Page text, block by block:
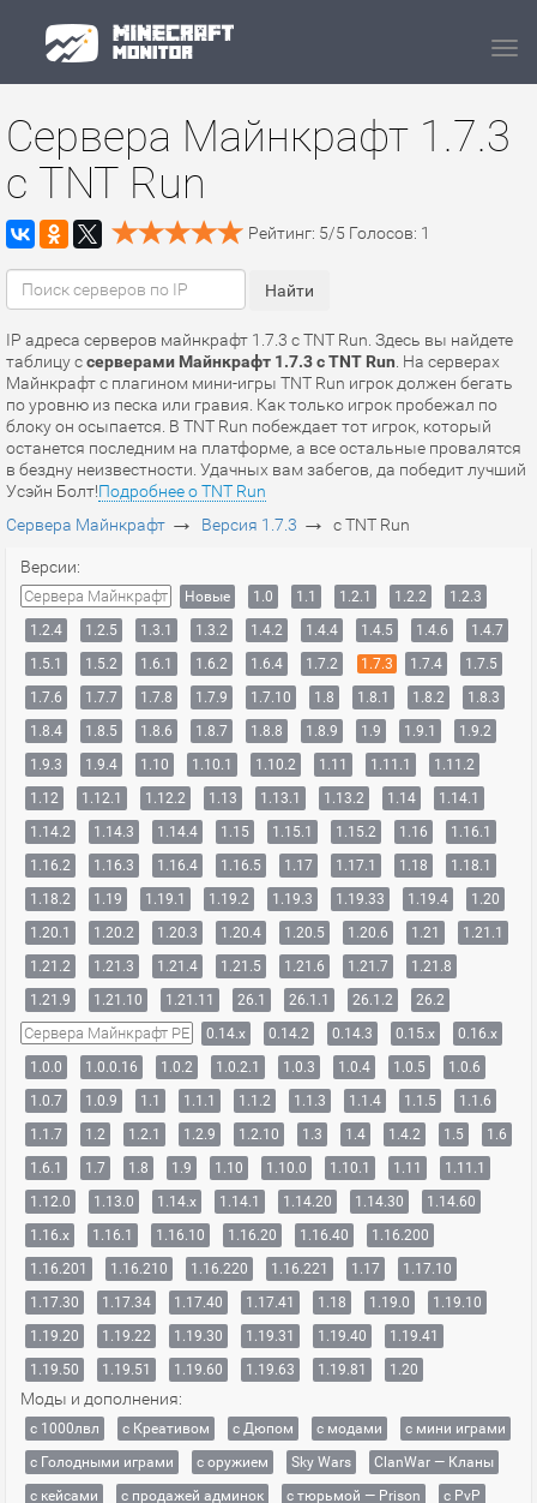
Сервера Майнкрафт 1.7.3
с TNT Run
Рейтинг: 5/5 Голосов: 1
IP адреса серверов майнкрафт 1.7.3 с TNT Run. Здесь вы найдете
таблицу ссерверами Майнкрафт 1.7.3 с TNT Run . На серверах
Майнкрафт c плагином мини-игры TNT Run игрок должен бегать
по уровню из песка или гравия. Как только игрок пробежал по
блоку он осыпается. В TNT Run побеждает тот игрок, который
останется последним на платформе, а все остальные провалятся
в бездну неизвестности. Удачных вам забегов, да победит лучший
Усэйн Болт!Подробнее о TNT Run
Сервера Майнкрафт → Версия 1.7.3 → с TNT Run
Версии:
Сервера Майнкрафт Новые 1.0 1.1 1.2.1 1.2.2
1.2.3
1.2.4
1.2.5 1.3.1 1.3.2 1.4.2 1.4.4 1.4.5 1.4.6
1.4.7
1.5.1
1.5.2 1.6.1 1.6.2 1.6.4 1.7.2 1.7.3 1.7.4
1.7.5
1.7.6
1.7.7 1.7.8 1.7.9 1.7.10 1.8 1.8.1 1.8.2
1.8.3
1.8.4
1.8.5 1.8.6 1.8.7 1.8.8 1.8.9 1.9 1.9.1
1.9.2
1.9.3
1.9.4 1.10 1.10.1 1.10.2 1.11 1.11.1
1.11.2
1.12
1.12.1 1.12.2 1.13 1.13.1 1.13.2 1.14
1.14.1
1.14.2
1.14.3 1.14.4 1.15 1.15.1 1.15.2 1.16
1.16.1
1.16.2
1.16.3 1.16.4 1.16.5 1.17 1.17.1 1.18
1.18.1
1.18.2
1.19 1.19.1 1.19.2 1.19.3 1.19.33 1.19.4
1.20
1.20.1
1.20.2 1.20.3 1.20.4 1.20.5 1.20.6 1.21
1.21.1
1.21.2
1.21.3 1.21.4 1.21.5 1.21.6 1.21.7
1.21.8
1.21.9
1.21.10 1.21.11 26.1 26.1.1 26.1.2 26.2
Сервера Майнкрафт PE 0.14.x 0.14.2 0.14.3 0.15.x
0.16.x
1.0.0
1.0.0.16 1.0.2 1.0.2.1 1.0.3 1.0.4 1.0.5
1.0.6
1.0.7
1.0.9 1.1 1.1.1 1.1.2 1.1.3 1.1.4 1.1.5
1.1.6
1.1.7
1.2 1.2.1 1.2.9 1.2.10 1.3 1.4 1.4.2 1.5
1.6
1.6.1
1.7 1.8 1.9 1.10 1.10.0 1.10.1 1.11
1.11.1
1.12.0
1.13.0 1.14.x 1.14.1 1.14.20 1.14.30
1.14.60
1.16.x
1.16.1 1.16.10 1.16.20 1.16.40
1.16.200
1.16.201
1.16.210 1.16.220 1.16.221 1.17
1.17.10
1.17.30
1.17.34 1.17.40 1.17.41 1.18 1.19.0
1.19.10
1.19.20
1.19.22 1.19.30 1.19.31 1.19.40
1.19.41
1.19.50
1.19.51 1.19.60 1.19.63 1.19.81 1.20
Моды и дополнения:
с 1000лвл c Креативом с Дюпом с модами
с мини играми
с Голодными играми
с оружием Sky Wars
ClanWar — Кланы
с кейсами
с продажей админок с тюрьмой — Prison
с PvP